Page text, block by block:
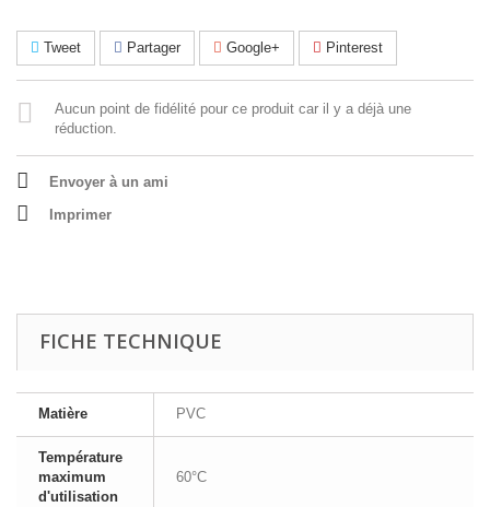
Tweet Partager Google+ Pinterest
Aucun point de fidélité pour ce produit car il y a déjà une
réduction.
Envoyer à un ami
Imprimer
FICHE TECHNIQUE
Matière PVC
Température
maximum
d'utilisation
60°C